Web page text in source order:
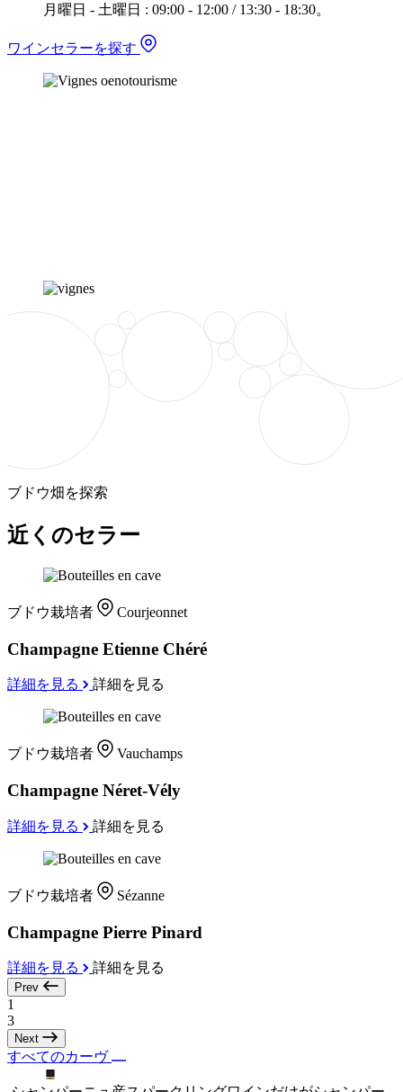
月曜日 - 土曜日 : 09:00 - 12:00 / 13:30 - 18:30。
ワインセラーを探す
ブドウ畑を探索
近くのセラー
ブドウ栽培者 Courjeonnet
Champagne Etienne Chéré
詳細を見る 詳細を見る
ブドウ栽培者 Vauchamps
Champagne Néret-Vély
詳細を見る 詳細を見る
ブドウ栽培者 Sézanne
Champagne Pierre Pinard
詳細を見る 詳細を見る
Prev
1
3
Next
すべてのカーヴ